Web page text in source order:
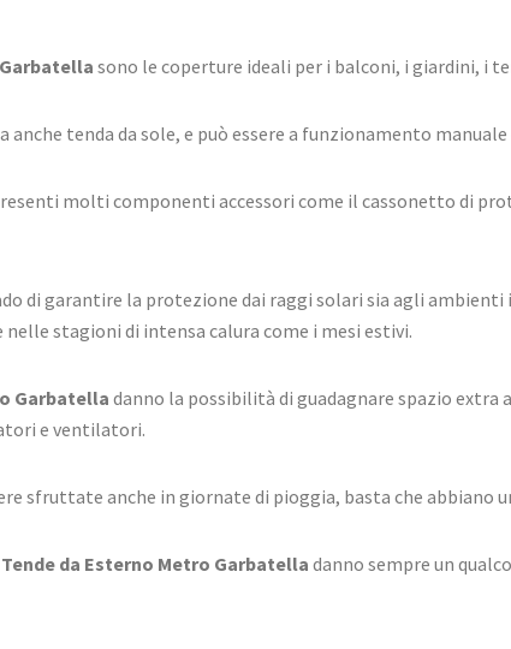
sono le coperture ideali per i balconi, i giardini, i
tenda da sole, e può essere a funzionamento
molti componenti accessori come il cassonetto di
di garantire la protezione dai raggi solari sia agli
stagioni di intensa calura come i mesi estivi.
Garbatella danno la possibilità di guadagnare spazio extra
e ventilatori.
sfruttate anche in giornate di pioggia, basta che abbiano
Tende da Esterno Metro Garbatella danno sempre un